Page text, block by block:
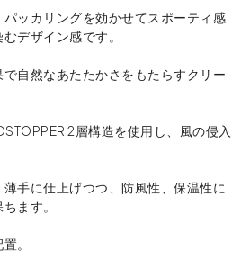
ッカリングを効かせてスポーティ感
デザイン感です。
自然なあたたかさをもたらすクリー
2層構造を使用し、風の侵入
手に仕上げつつ、防風性、保温性に
ます。
。